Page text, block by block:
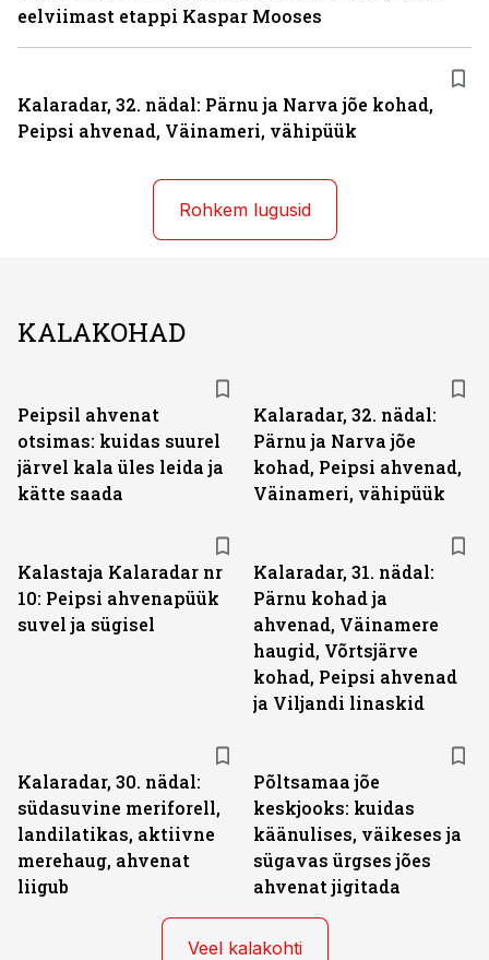
eelviimast etappi Kaspar Mooses
Kalaradar, 32. nädal: Pärnu ja Narva jõe kohad,
Peipsi ahvenad, Väinameri, vähipüük
Rohkem lugusid
KALAKOHAD
Peipsil ahvenat
otsimas: kuidas suurel
järvel kala üles leida ja
kätte saada
Kalaradar, 32. nädal:
Pärnu ja Narva jõe
kohad, Peipsi ahvenad,
Väinameri, vähipüük
Kalastaja Kalaradar nr
10: Peipsi ahvenapüük
suvel ja sügisel
Kalaradar, 31. nädal:
Pärnu kohad ja
ahvenad, Väinamere
haugid, Võrtsjärve
kohad, Peipsi ahvenad
ja Viljandi linaskid
Kalaradar, 30. nädal:
südasuvine meriforell,
landilatikas, aktiivne
merehaug, ahvenat
liigub
Põltsamaa jõe
keskjooks: kuidas
käänulises, väikeses ja
sügavas ürgses jões
ahvenat jigitada
Veel kalakohti